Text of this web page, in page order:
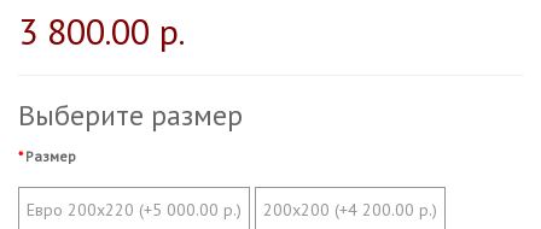
3 800.00 р.
Выберите размер
Размер
Евро 200х220 (+5 000.00 р.) 200х200 (+4 200.00 р.)